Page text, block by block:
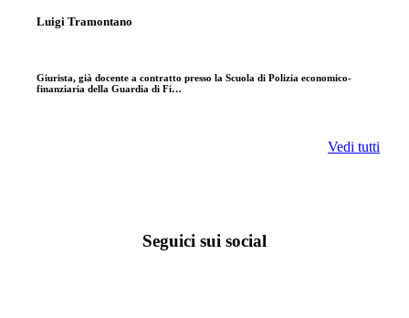
Luigi Tramontano
Giurista, già docente a contratto presso la Scuola di Polizia economico-
finanziaria della Guardia di Fi…
Vedi tutti
Seguici sui social